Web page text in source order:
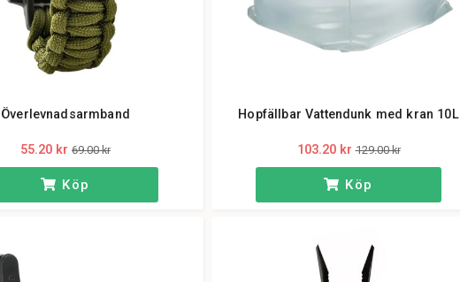
Överlevnadsarmband
55.20 kr 69.00 kr
Köp
Hopfällbar Vattendunk med kran 10L
103.20 kr 129.00 kr
Köp